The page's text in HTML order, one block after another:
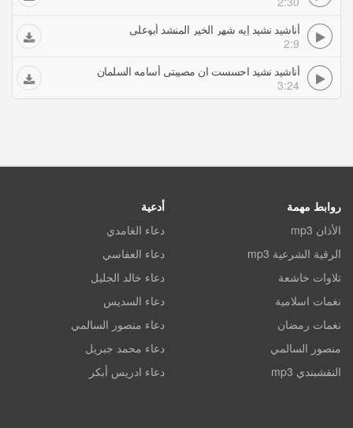
أناشيد نشيد إيه شهر الخير المنشد أبوعلي
2:9
أناشيد نشيد احسست ان مصيبتي أسامه السلمان
3:24
روابط مهمة
الأذان mp3
الرقية الشرعية mp3
تلاوات خاشعة
نغمات اسلامية
نغمات رمضان
منصور السالمي
النقشبندي mp3
أدعية
دعاء الغامدي
دعاء العفاسي
دعاء خالد الجليل
دعاء السديس
دعاء منصور السالمي
دعاء محمد جبريل
دعاء ادريس أبكر